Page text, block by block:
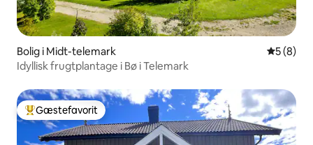
Bolig i Midt-telemark 5 ud af 5
5 (8)
Idyllisk frugtplantage i Bø i Telemark
Bedste gæstefavorit
Gæstefavorit